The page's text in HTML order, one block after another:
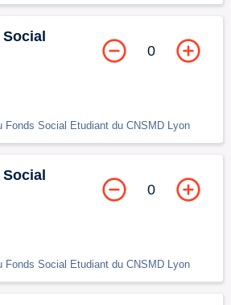
Fonds Social Etudiant du CNSMD Lyon
0
Fonds Social Etudiant du CNSMD Lyon
0